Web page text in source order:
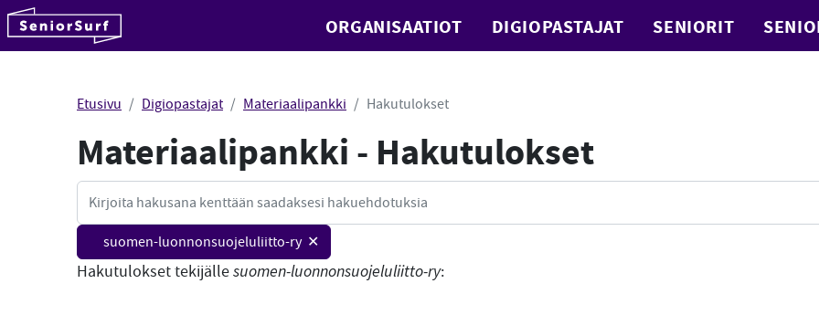
Hyppää sisältöön ORGANISAATIOT DIGIOPASTAJAT SENIORIT
Etusivu Digiopastajat Materiaalipankki Hakutulokset
Materiaalipankki - Hakutulokset
Haku
suomen-luonnonsuojeluliitto-ry ✕
Hakutulokset tekijällesuomen-luonnonsuojeluliitto-ry: